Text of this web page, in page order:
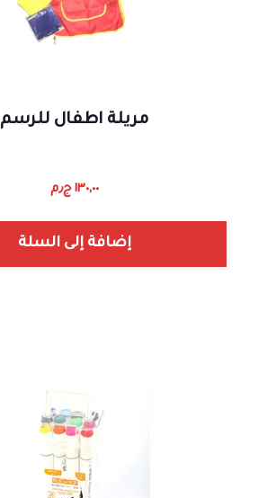
مريلة اطفال للرسم
١٣٠,٠٠ ج٫م
إضافة إلى السلة